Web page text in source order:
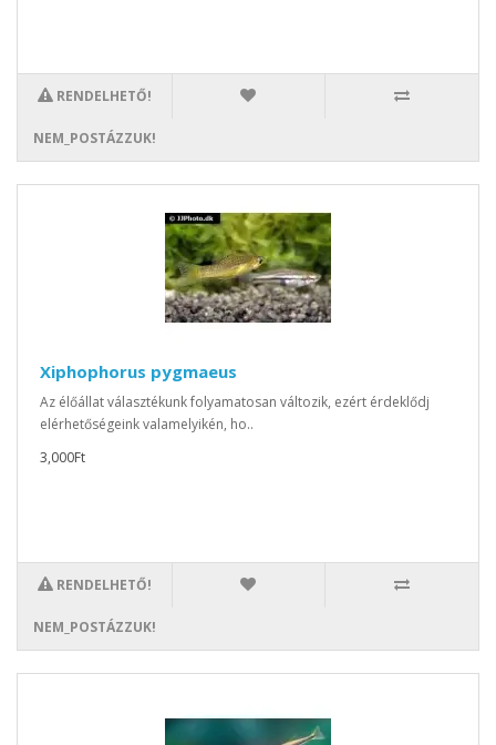
RENDELHETŐ!
NEM_POSTÁZZUK!
Xiphophorus pygmaeus
Az élőállat választékunk folyamatosan változik, ezért érdeklődj
elérhetőségeink valamelyikén, ho..
3,000Ft
RENDELHETŐ!
NEM_POSTÁZZUK!